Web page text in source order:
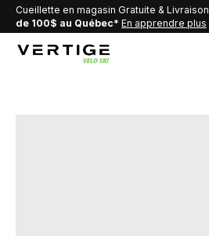
Cueillette en magasin Gratuite & Livraison
de 100$ au Québec* En apprendre plus